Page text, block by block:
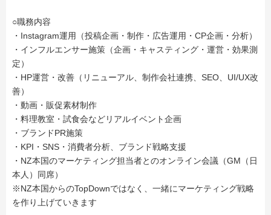
○職務内容
・Instagram運用（投稿企画・制作・広告運用・CP企画・分析）
・インフルエンサー施策（企画・キャスティング・運営・効果測
定）
・HP運営・改善（リニューアル、制作会社連携、SEO、UI/UX改
善）
・動画・販促素材制作
・料理教室・試食会などリアルイベント企画
・ブランドPR施策
・KPI・SNS・消費者分析、ブランド戦略支援
・NZ本国のマーケティング担当者とのオンライン会議（GM（日
本人）同席）
※NZ本国からのTopDownではなく、一緒にマーケティング戦略
を作り上げていきます